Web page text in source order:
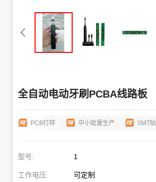
全自动电动牙刷PCBA线路板
PCB打样 中小批量生产 SMT
型号: 1
工作电压: 可定制